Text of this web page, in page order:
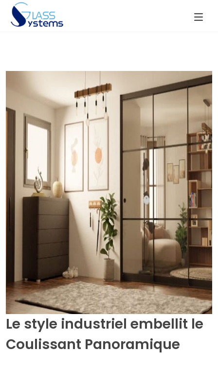
Le style industriel embellit le
Coulissant Panoramique